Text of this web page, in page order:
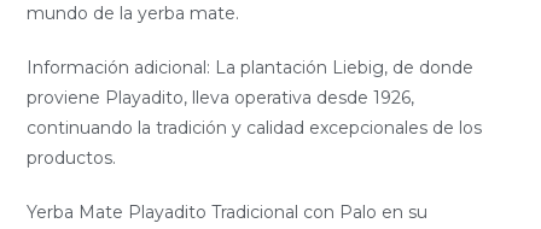
mundo de la yerba mate.
Información adicional: La plantación Liebig, de donde
proviene Playadito, lleva operativa desde 1926,
continuando la tradición y calidad excepcionales de los
productos.
Yerba Mate Playadito Tradicional con Palo en su